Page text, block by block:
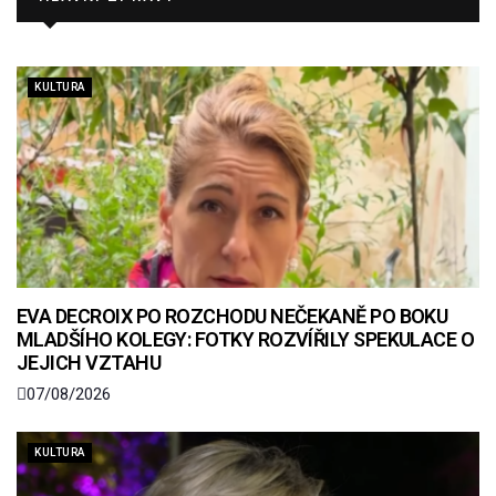
KULTURA
EVA DECROIX PO ROZCHODU NEČEKANĚ PO BOKU
MLADŠÍHO KOLEGY: FOTKY ROZVÍŘILY SPEKULACE O
JEJICH VZTAHU
07/08/2026
KULTURA